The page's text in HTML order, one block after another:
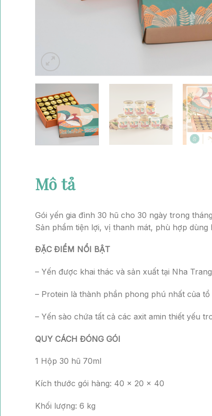
Mô tả
Gói yến gia đình 30 hũ cho 30 ngày trong
Sản phẩm tiện lợi, vị thanh mát, phù hợp
ĐẶC ĐIỂM NỔI BẬT
– Yến được khai thác và sản xuất tại Nha
– Protein là thành phần phong phú nhất của tổ
– Yến sào chứa tất cả các axit amin thiết yếu
QUY CÁCH ĐÓNG GÓI
1 Hộp 30 hũ 70ml
Kích thước gói hàng: 40 x 20 x 40
Khối lượng: 6 kg